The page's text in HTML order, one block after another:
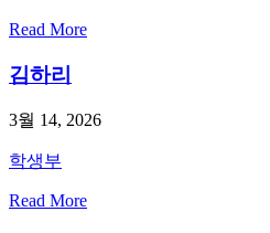
Read More
김하리
3월 14, 2026
학생부
Read More